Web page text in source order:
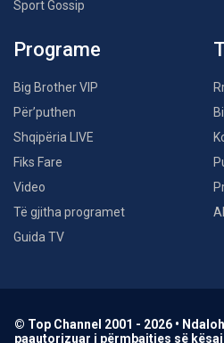
Sport Gossip
Programe
Big Brother VIP
Për’puthen
Shqipëria LIVE
Fiks Fare
Video
Të gjitha programet
Guida TV
© Top Channel 2001 - 2026 •
paautorizuar i përmbajtjes së